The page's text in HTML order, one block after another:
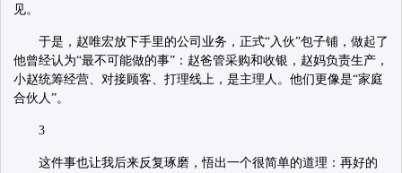
见。
于是，赵唯宏放下手里的公司业务，正式“入伙”包子铺，做起了
他曾经认为“最不可能做的事”：赵爸管采购和收银，赵妈负责生产，
小赵统筹经营、对接顾客、打理线上，是主理人。他们更像是“家庭
合伙人”。
3
这件事也让我后来反复琢磨，悟出一个很简单的道理：再好的